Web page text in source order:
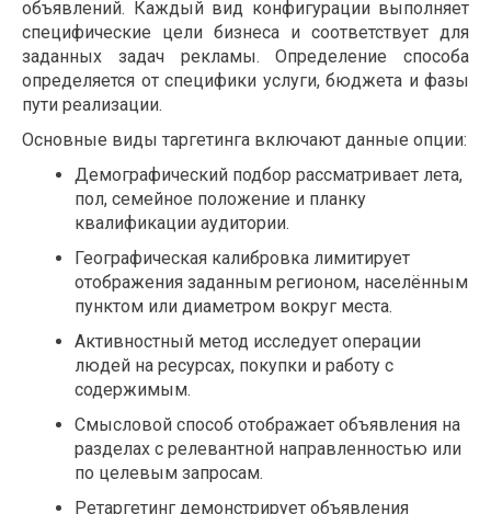
объявлений. Каждый вид конфигурации выполняет
специфические цели бизнеса и соответствует для
заданных задач рекламы. Определение способа
определяется от специфики услуги, бюджета и фазы
пути реализации.
Основные виды таргетинга включают данные опции:
Демографический подбор рассматривает лета,
пол, семейное положение и планку
квалификации аудитории.
Географическая калибровка лимитирует
отображения заданным регионом, населённым
пунктом или диаметром вокруг места.
Активностный метод исследует операции
людей на ресурсах, покупки и работу с
содержимым.
Смысловой способ отображает объявления на
разделах с релевантной направленностью или
по целевым запросам.
Ретаргетинг демонстрирует объявления